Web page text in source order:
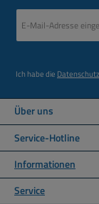
Mail-
Ich habe die
Über uns
Service-Hotline
Informationen
Service